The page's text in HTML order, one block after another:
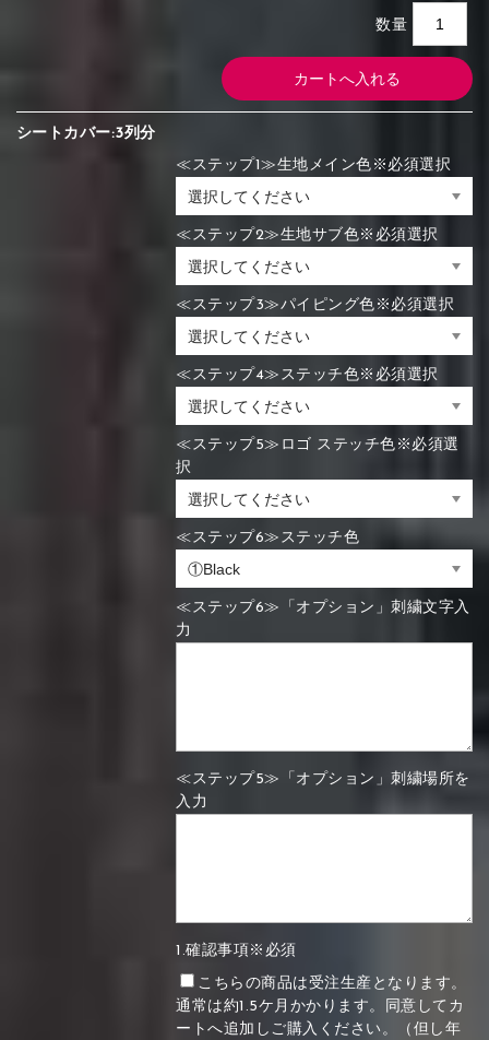
数量
シートカバー:3列分
≪ステップ1≫生地メイン色※必須選択
≪ステップ2≫生地サブ色※必須選択
≪ステップ3≫パイピング色※必須選択
≪ステップ4≫ステッチ色※必須選択
≪ステップ5≫ロゴ ステッチ色※必須選
択
≪ステップ6≫ステッチ色
≪ステップ6≫「オプション」刺繍文字入
力
≪ステップ5≫「オプション」刺繍場所を
入力
1.確認事項※必須
こちらの商品は受注生産となります。
通常は約1.5ケ月かかります。同意してカ
ートへ追加しご購入ください。（但し年